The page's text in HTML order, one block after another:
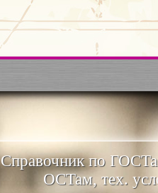
Справочник по
ОСТам, тех.